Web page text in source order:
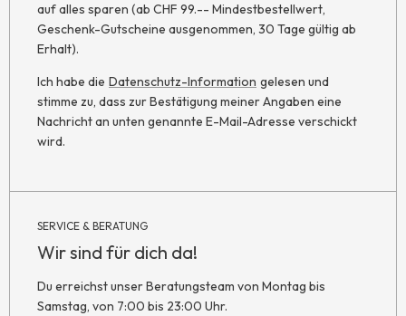
auf alles sparen (ab CHF 99.-- Mindestbestellwert,
Geschenk-Gutscheine ausgenommen, 30 Tage gültig ab
Erhalt).
Ich habe die Datenschutz-Information gelesen und
stimme zu, dass zur Bestätigung meiner Angaben eine
Nachricht an unten genannte E-Mail-Adresse verschickt
wird.
SERVICE & BERATUNG
Wir sind für dich da!
Du erreichst unser Beratungsteam von Montag bis
Samstag, von 7:00 bis 23:00 Uhr.